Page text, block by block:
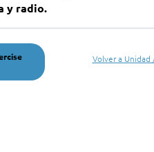
y radio.
Volver a Unidad